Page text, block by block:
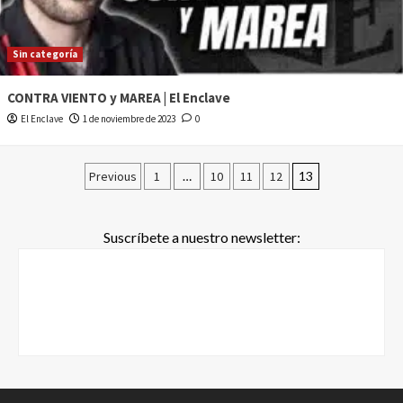
Sin categoría
CONTRA VIENTO y MAREA | El Enclave
El Enclave 1 de noviembre de 2023 0
Previous 1 … 10 11 12 13
Suscríbete a nuestro newsletter: